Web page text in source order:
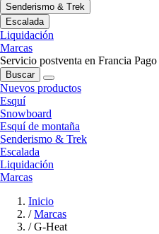
Senderismo & Trek
Escalada
Liquidación
Marcas
Servicio postventa en Francia
Buscar
Nuevos productos
Esquí
Snowboard
Esquí de montaña
Senderismo & Trek
Escalada
Liquidación
Marcas
Inicio
/ Marcas
/ G-Heat